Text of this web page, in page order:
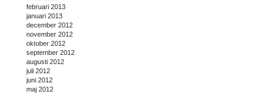
februari 2013
januari 2013
december 2012
november 2012
oktober 2012
september 2012
augusti 2012
juli 2012
juni 2012
maj 2012